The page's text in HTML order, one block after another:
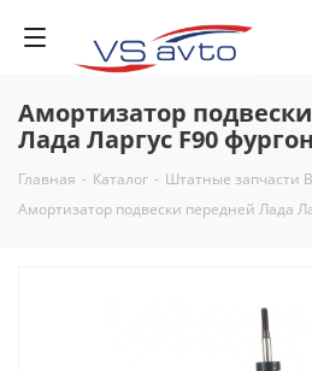
Амортизатор
Лада Ларгус F90 фургон
Главная - Каталог - Штатные запчасти
Амортизатор подвески передней Лада